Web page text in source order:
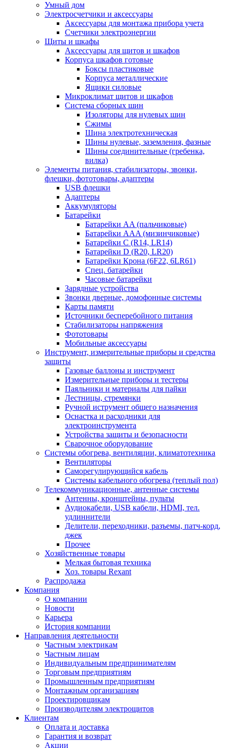
Умный дом
Электросчетчики и аксессуары
Аксессуары для монтажа прибора учета
Счетчики электроэнергии
Щиты и шкафы
Аксессуары для щитов и шкафов
Корпуса шкафов готовые
Боксы пластиковые
Корпуса металлические
Ящики силовые
Микроклимат щитов и шкафов
Система сборных шин
Изоляторы для нулевых шин
Сжимы
Шина электротехническая
Шины нулевые, заземления, фазные
Шины соединительные (гребенка,
вилка)
Элементы питания, стабилизаторы, звонки,
флешки, фототовары, адаптеры
USB флешки
Адаптеры
Аккумуляторы
Батарейки
Батарейки AA (пальчиковые)
Батарейки AAA (мизинчиковые)
Батарейки C (R14, LR14)
Батарейки D (R20, LR20)
Батарейки Крона (6F22, 6LR61)
Спец. батарейки
Часовые батарейки
Зарядные устройства
Звонки дверные, домофонные системы
Карты памяти
Источники бесперебойного питания
Стабилизаторы напряжения
Фототовары
Мобильные аксессуары
Инструмент, измерительные приборы и средства
защиты
Газовые баллоны и инструмент
Измерительные приборы и тестеры
Паяльники и материалы для пайки
Лестницы, стремянки
Ручной иструмент общего назначения
Оснастка и расходники для
электроинструмента
Устройства защиты и безопасности
Сварочное оборудование
Системы обогрева, вентиляции, климатотехника
Вентиляторы
Саморегулирующийся кабель
Системы кабельного обогрева (теплый пол)
Телекоммуникационные, антенные системы
Антенны, кронштейны, пульты
Аудиокабели, USB кабели, HDMI, тел.
удлиннители
Делители, переходники, разъемы, патч-корд,
джек
Прочее
Хозяйственные товары
Мелкая бытовая техника
Хоз. товары Rexant
Распродажа
Компания
О компании
Новости
Карьера
История компании
Направления деятельности
Частным электрикам
Частным лицам
Индивидуальным предпринимателям
Торговым предприятиям
Промышленным предприятиям
Монтажным организациям
Проектировщикам
Производителям электрощитов
Клиентам
Оплата и доставка
Гарантия и возврат
Акции